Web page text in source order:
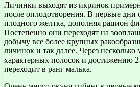
Личинки выходят из икринок
после оплодотворения. В первые дни
плодного желтка, дополняя рацион
Постепенно они переходят на
добычу все более крупных
личинок и так далее. Через
характерных полосок и достижению
переходит в ранг малька.